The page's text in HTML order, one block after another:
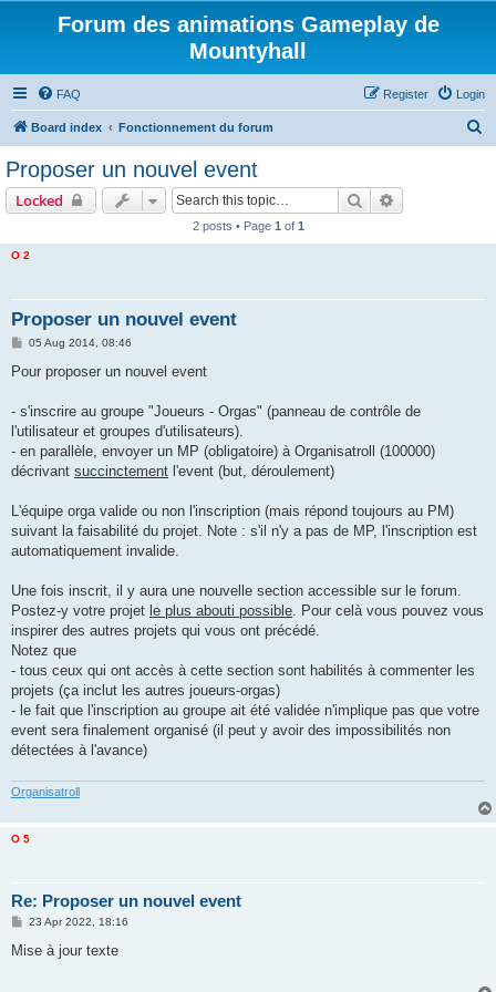
Forum des animations Gameplay de
Mountyhall
FAQ Login
Register
Board index Fonctionnement du forum
Proposer un nouvel event
Locked Search
2 posts • Page 1 of 1
O 2
Proposer un nouvel event
P
s
05 Aug 2014, 08:46
Pour proposer un nouvel event
- s'inscrire au groupe "Joueurs - Orgas" (panneau de contrôle de
l'utilisateur et groupes d'utilisateurs).
- en parallèle, envoyer un MP (obligatoire) à Organisatroll (100000)
décrivant succinctement l'event (but, déroulement)
L'équipe orga valide ou non l'inscription (mais répond toujours au PM)
suivant la faisabilité du projet. Note : s'il n'y a pas de MP, l'inscription est
automatiquement invalide.
Une fois inscrit, il y aura une nouvelle section accessible sur le forum.
Postez-y votre projet le plus abouti possible. Pour celà vous pouvez vous
inspirer des autres projets qui vous ont précédé.
Notez que
- tous ceux qui ont accès à cette section sont habilités à commenter les
projets (ça inclut les autres joueurs-orgas)
- le fait que l'inscription au groupe ait été validée n'implique pas que votre
event sera finalement organisé (il peut y avoir des impossibilités non
détectées à l'avance)
Organisatroll
O 5
Re: Proposer un nouvel event
P
s
23 Apr 2022, 18:16
Mise à jour texte